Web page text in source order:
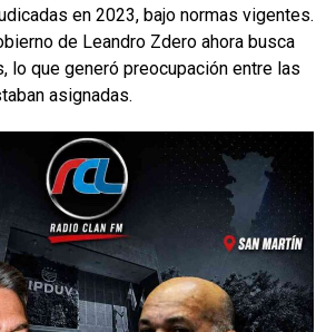
en 2023, bajo normas vigentes.
de Leandro Zdero ahora busca
lo que generó preocupación entre las
asignadas.